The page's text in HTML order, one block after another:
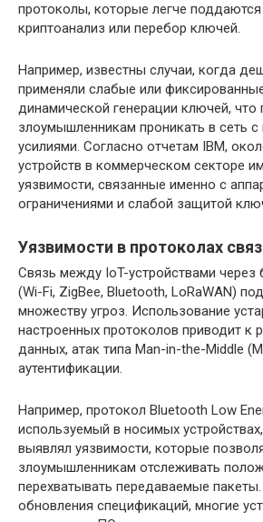
протоколы, которые легче
криптоанализ или перебор ключей.
Например, известны случаи, когда
применяли слабые или
динамической генерации ключей, что
злоумышленникам проникать в сеть
усилиями. Согласно отчетам IBM,
устройств в коммерческом секторе
уязвимости, связанные именно с
ограничениями и слабой защитой
Уязвимости в протоколах
Связь между IoT-устройствами через
(Wi-Fi, ZigBee, Bluetooth, LoRaWAN)
множеству угроз. Использование
настроенных протоколов приводит к
данных, атак типа Man-in-the-Middle
аутентификации.
Например, протокол Bluetooth Low
используемый в носимых
выявлял уязвимости, которые
злоумышленникам отслеживать
перехватывать передаваемые
обновления спецификаций, многие